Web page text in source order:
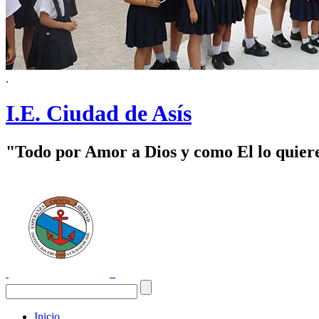
.
I.E. Ciudad de Asís
"Todo por Amor a Dios y como El lo
Inicio